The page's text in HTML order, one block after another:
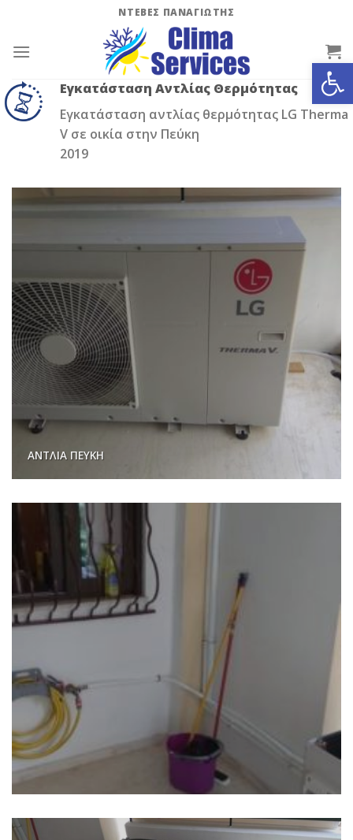
content
ΝΤΕΒΕΣ ΠΑΝΑΓΙΩΤΗΣ
Εγκατάσταση Αντλίας Θερμότητας
Εγκατάσταση αντλίας θερμότητας LG Therma
V σε οικία στην Πεύκη
2019
ΑΝΤΛΙΑ ΠΕΥΚΗ